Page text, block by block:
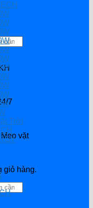
7
vặt
giỏ hàng.
Trời